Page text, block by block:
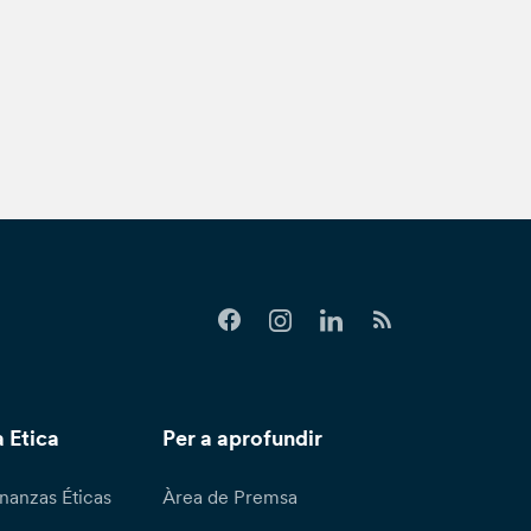
Etica
Éticas
Per a aprofundir
Àrea de Premsa